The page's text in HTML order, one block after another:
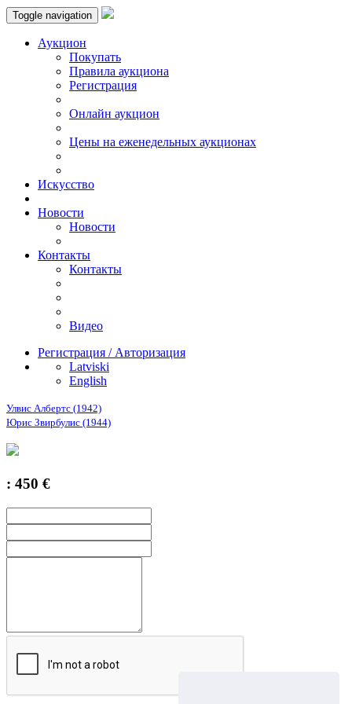
Toggle navigation
Аукцион
Пoкупать
Правила аукциона
Регистрация
Онлайн аукцион
Цены на еженедельных аукционах
Искусствo
Новости
Новости
Контакты
Контакты
Видео
Регистрация / Авторизация
Latviski
English
Улвис Албертс (1942)
Юрис Звирбулис (1944)
: 450 €